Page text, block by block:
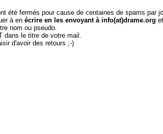
été fermés pour cause de centaines de spams par
à en écrire en les envoyant à info(at)drame.org
nom ou pseudo.
dans le titre de votre mail.
d'avoir des retours ;-)